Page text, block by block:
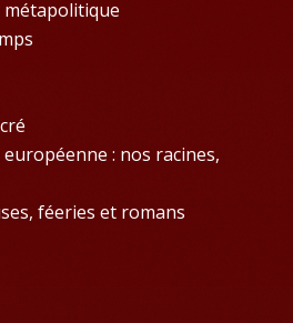
: nos racines,
féeries et romans